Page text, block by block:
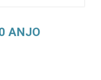
ANJO